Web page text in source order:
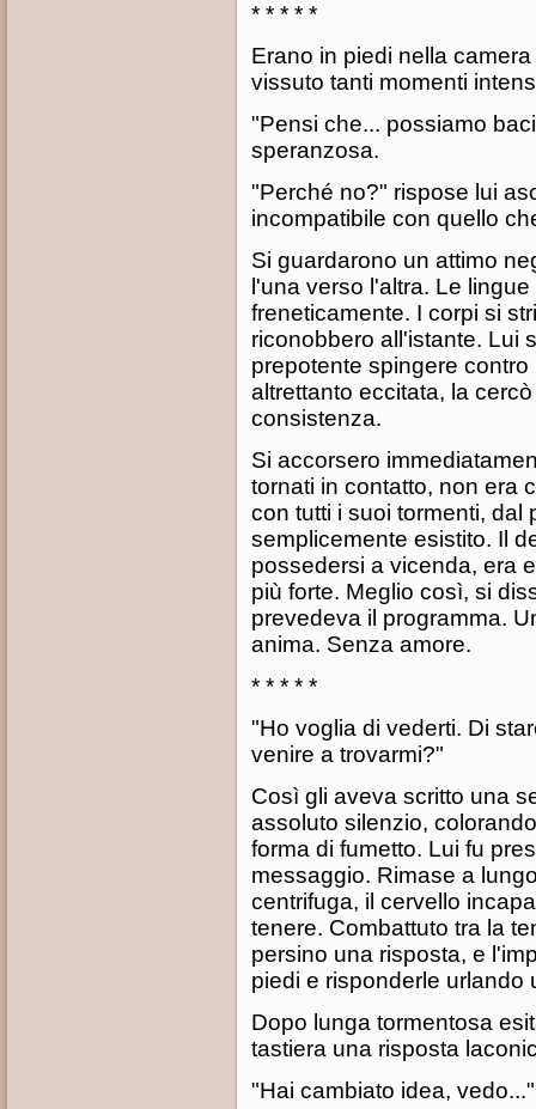
* * * * *
Erano in piedi nella
vissuto tanti momenti
"Pensi che... possiamo
speranzosa.
"Perché no?" rispose lui
incompatibile con quello
Si guardarono un attimo
l'una verso l'altra. Le
freneticamente. I corpi si
riconobbero all'istante. Lui
prepotente spingere
altrettanto eccitata, la
consistenza.
Si accorsero
tornati in contatto, non era
con tutti i suoi tormenti, dal
semplicemente esistito. Il
possedersi a vicenda, era
più forte. Meglio così, si
prevedeva il programma.
anima. Senza amore.
* * * * *
"Ho voglia di vederti. Di
venire a trovarmi?"
Così gli aveva scritto una
assoluto silenzio,
forma di fumetto. Lui fu
messaggio. Rimase a
centrifuga, il cervello
tenere. Combattuto tra la
persino una risposta, e
piedi e risponderle urlando
Dopo lunga tormentosa
tastiera una risposta
"Hai cambiato idea, vedo..."